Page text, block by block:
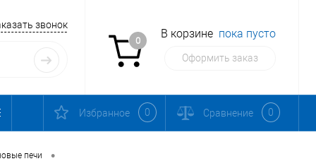
звонок
0
В корзине пока пусто
Оформить заказ
Избранное 0 Сравнение 0
печи •